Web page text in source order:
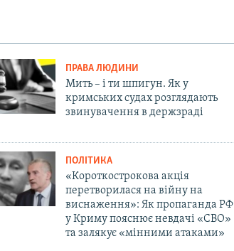
ПРАВА ЛЮДИНИ
Мить – і ти шпигун. Як у
кримських судах розглядають
звинувачення в держзраді
ПОЛІТИКА
«Короткострокова акція
перетворилася на війну на
виснаження»: Як пропаганда РФ
у Криму пояснює невдачі «СВО»
та залякує «мінними атаками»